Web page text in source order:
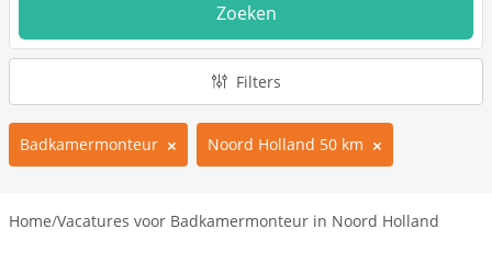
Zoeken
Filters
Badkamermonteur Noord Holland 50 km
Home/Vacatures voor Badkamermonteur in Noord Holland